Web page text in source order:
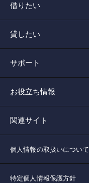
借りたい
貸したい
サポート
お役立ち情報
関連サイト
個人情報の取扱いについて
特定個人情報保護方針